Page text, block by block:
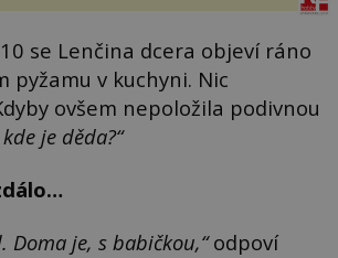
se Lenčina dcera objeví ráno
pyžamu v kuchyni. Nic
ovšem nepoložila podivnou
je děda?“
Doma je, s babičkou,“odpoví